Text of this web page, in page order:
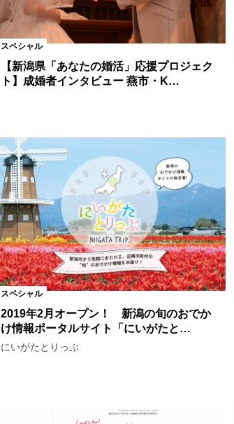
スペシャル
【新潟県「あなたの婚活」応援プロジェク
ト】成婚者インタビュー 燕市・K…
スペシャル
2019年2月オープン！ 新潟の旬のおでか
け情報ポータルサイト「にいがたと…
にいがたとりっぷ